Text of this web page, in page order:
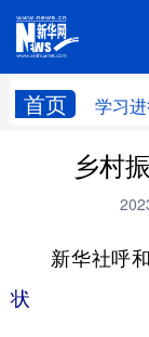
首页 学习
学习进行时
台湾
乡村
新华社呼和
状